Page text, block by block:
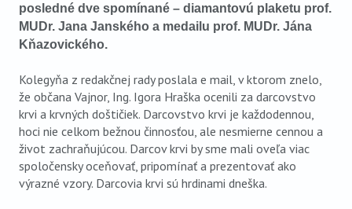
posledné dve spomínané – diamantovú plaketu prof.
MUDr. Jana Janského a medailu prof. MUDr. Jána
Kňazovického.
Kolegyňa z redakčnej rady poslala e mail, v ktorom znelo,
že občana Vajnor, Ing. Igora Hraška ocenili za darcovstvo
krvi a krvných doštičiek. Darcovstvo krvi je každodennou,
hoci nie celkom bežnou činnosťou, ale nesmierne cennou a
život zachraňujúcou. Darcov krvi by sme mali oveľa viac
spoločensky oceňovať, pripomínať a prezentovať ako
výrazné vzory. Darcovia krvi sú hrdinami dneška.